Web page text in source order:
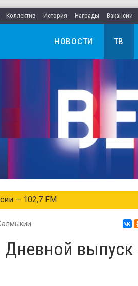
Коллектив История Награды Вакансии
НОВОСТИ ТВ
— 102,7 FM
выпуск